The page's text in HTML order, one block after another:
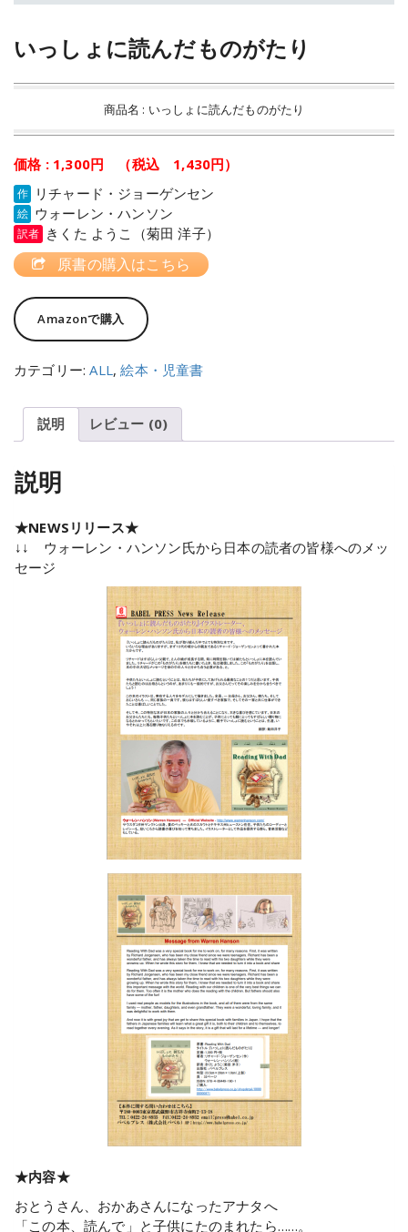
いっしょに読んだものがたり
商品名 : いっしょに読んだものがたり
価格 : 1,300円 （税込 1,430円）
作 リチャード・ジョーゲンセン
絵 ウォーレン・ハンソン
訳者 きくた ようこ（菊田 洋子）
原書の購入はこちら
Amazonで購入
カテゴリー:ALL ,絵本・児童書
説明 レビュー (0)
説明
★NEWSリリース★
↓↓ ウォーレン・ハンソン氏から日本の読者の皆様へのメッ
セージ
★内容★
おとうさん、おかあさんになったアナタへ
「この本、読んで」と子供にたのまれたら……。